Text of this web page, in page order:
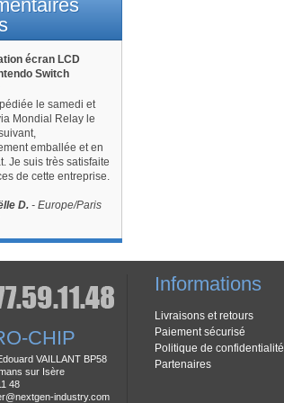
écran LCD
Switch
le samedi et
Mondial Relay le
emballée et en
Je suis très satisfaite
de cette entreprise.
D. - Europe/Paris
CHIP
VAILLANT BP58
sur Isère
48
industry.com
Informations
Livraisons et retours
Paiement sécurisé
Politique de confidentialité
Partenaires